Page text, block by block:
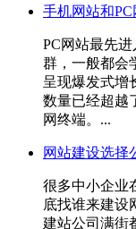
手机网站和
PC网站最先
群，一般都会
呈现爆发式增
数量已经超越
网终端。...
网站建设选择
很多中小企业
底找谁来建设
建站公司满街